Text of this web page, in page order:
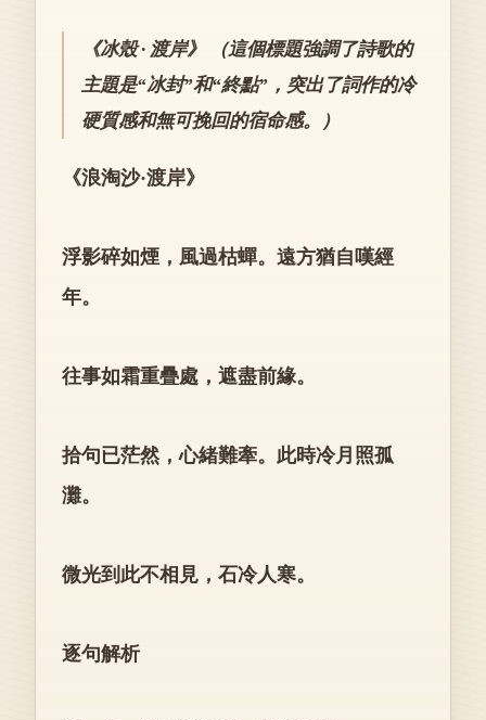
《冰殼 · 渡岸》 （這個標題強調了詩歌的
主題是“冰封”和“終點”，突出了詞作的冷
硬質感和無可挽回的宿命感。）
《浪淘沙·渡岸》
浮影碎如煙，風過枯蟬。遠方猶自嘆經
年。
往事如霜重疊處，遮盡前緣。
拾句已茫然，心緒難牽。此時冷月照孤
灘。
微光到此不相見，石冷人寒。
逐句解析